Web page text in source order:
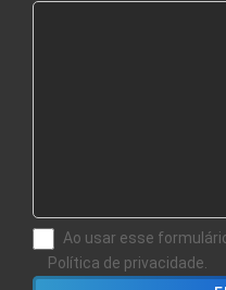
Ao usar esse
Política de privacidade.